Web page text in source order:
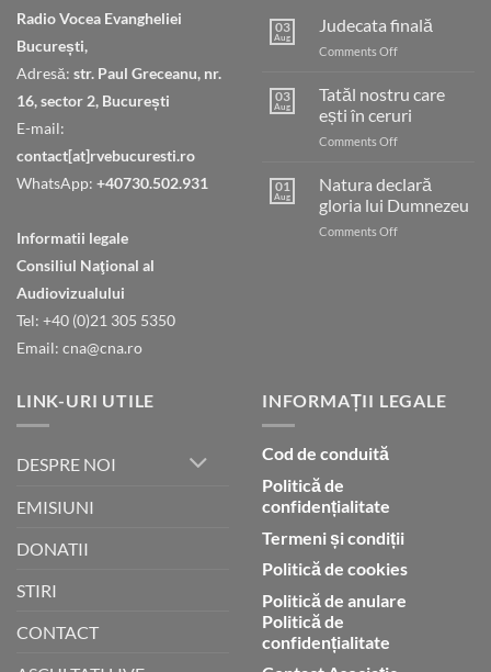
Radio Vocea Evangheliei
București,
Adresă: str. Paul Greceanu, nr.
16, sector 2, București
E-mail:
contact[at]rvebucuresti.ro
WhatsApp: +40730.502.931
Informatii legale
Consiliul Naţional al
Audiovizualului
Tel: +40 (0)21 305 5350
Email: cna@cna.ro
03
Aug
Judecata finală
Comments Offon
03
Aug
Tatăl nostru care
ești în ceruri
Comments Offon
nostru
ești
în
01
Aug
Natura declară
gloria lui Dumnezeu
Comments Offon
LINK-URI UTILE
DESPRE NOI
EMISIUNI
DONATII
STIRI
CONTACT
INFORMAȚII LEGALE
Cod de conduită
Politică de
confidențialitate
Termeni și condiții
Politică de cookies
Politică de anulare
Politică de
confidențialitate